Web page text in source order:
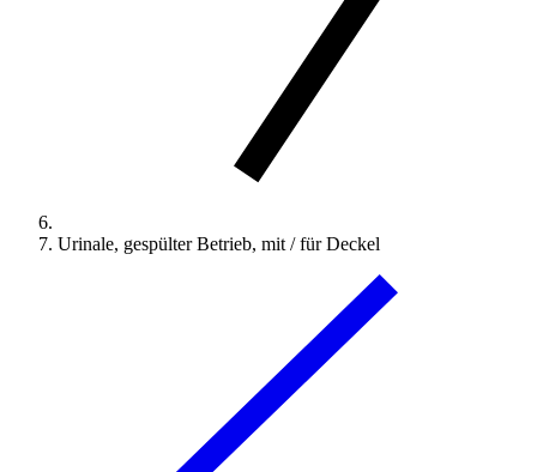
Urinale, gespülter Betrieb, mit / für Deckel